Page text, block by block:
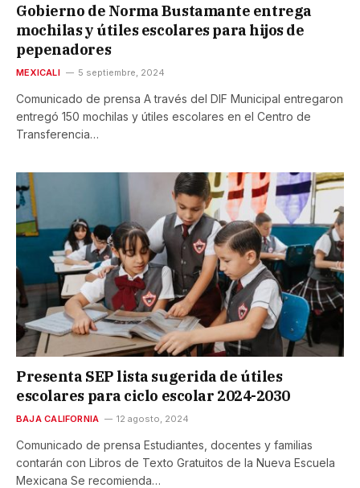
Gobierno de Norma Bustamante entrega
mochilas y útiles escolares para hijos de
pepenadores
MEXICALI 5 septiembre, 2024
Comunicado de prensa A través del DIF Municipal entregaron
entregó 150 mochilas y útiles escolares en el Centro de
Transferencia…
Presenta SEP lista sugerida de útiles
escolares para ciclo escolar 2024-2030
BAJA CALIFORNIA 12 agosto, 2024
Comunicado de prensa Estudiantes, docentes y familias
contarán con Libros de Texto Gratuitos de la Nueva Escuela
Mexicana Se recomienda…